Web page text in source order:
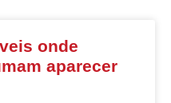
onde
aparecer